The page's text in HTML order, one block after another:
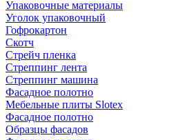
Упаковочные материалы
Уголок упаковочный
Гофрокартон
Скотч
Стрейч пленка
Стреппинг лента
Стреппинг машина
Фасадное полотно
Мебельные плиты Slotex
Фасадное полотно
Образцы фасадов